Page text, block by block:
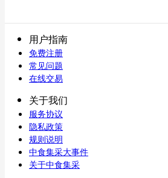
用户指南
免费注册
常见问题
在线交易
关于我们
服务协议
隐私政策
规则说明
中食集采大事件
关于中食集采